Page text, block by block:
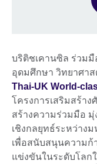
บริติชเคานซิล ร่วม
อุดมศึกษา วิทยาศาส
Thai-UK World-
โครงการเสริมสร้า
สร้างความร่วมมือ
เชิงกลยุทธ์ระหว่าง
เพื่อสนับสนุนความก้
แข่งขันในระดับโลก